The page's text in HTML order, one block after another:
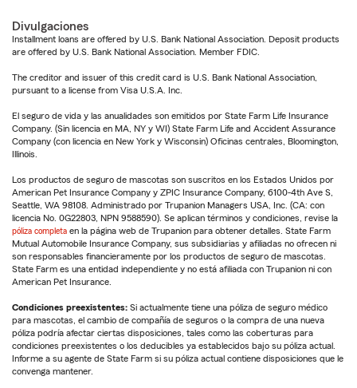
Divulgaciones
Installment loans are offered by U.S. Bank National Association. Deposit products
are offered by U.S. Bank National Association. Member FDIC.
The creditor and issuer of this credit card is U.S. Bank National Association,
pursuant to a license from Visa U.S.A. Inc.
El seguro de vida y las anualidades son emitidos por State Farm Life Insurance
Company. (Sin licencia en MA, NY y WI) State Farm Life and Accident Assurance
Company (con licencia en New York y Wisconsin) Oficinas centrales, Bloomington,
Illinois.
Los productos de seguro de mascotas son suscritos en los Estados Unidos por
American Pet Insurance Company y ZPIC Insurance Company, 6100-4th Ave S,
Seattle, WA 98108. Administrado por Trupanion Managers USA, Inc. (CA: con
licencia No. 0G22803, NPN 9588590). Se aplican términos y condiciones, revise la
póliza completa en la página web de Trupanion para obtener detalles. State Farm
Mutual Automobile Insurance Company, sus subsidiarias y afiliadas no ofrecen ni
son responsables financieramente por los productos de seguro de mascotas.
State Farm es una entidad independiente y no está afiliada con Trupanion ni con
American Pet Insurance.
Condiciones preexistentes: Si actualmente tiene una póliza de seguro médico
para mascotas, el cambio de compañía de seguros o la compra de una nueva
póliza podría afectar ciertas disposiciones, tales como las coberturas para
condiciones preexistentes o los deducibles ya establecidos bajo su póliza actual.
Informe a su agente de State Farm si su póliza actual contiene disposiciones que le
convenga mantener.